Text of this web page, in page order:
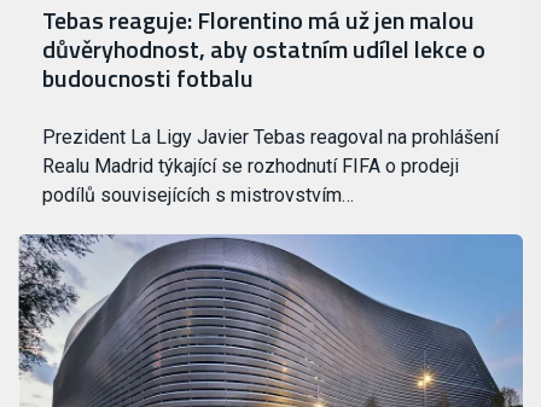
Tebas reaguje: Florentino má už jen malou
důvěryhodnost, aby ostatním udílel lekce o
budoucnosti fotbalu
Prezident La Ligy Javier Tebas reagoval na prohlášení
Realu Madrid týkající se rozhodnutí FIFA o prodeji
podílů souvisejících s mistrovstvím…